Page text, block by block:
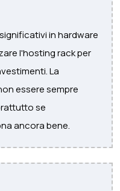
in ​​hardware
l'hosting rack per
La
essere sempre
se
ancora bene.